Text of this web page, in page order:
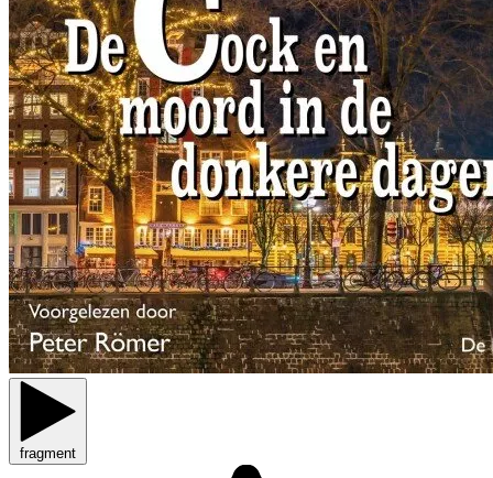
fragment